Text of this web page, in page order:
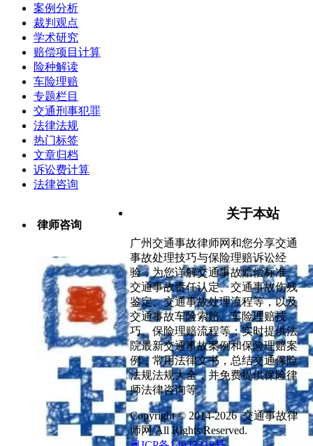
案例分析
裁判观点
学术研究
赔偿项目计算
险种解读
车险理赔
专题栏目
交通刑事犯罪
法律法规
热门标签
文章归档
诉讼费计算
法律咨询
律师咨询
关于本站
广州交通事故律师网和您分享交通
事故处理技巧与保险理赔诉讼经
验，为您详解交通事故赔偿标准、
交通事故责任认定、交通事故伤残
鉴定、交通事故处理流程等，以及
交通事故车险索赔、车险理赔技
巧、保险理赔流程等；实时提供法
院最新交通事故案例和保险理赔案
例，常用法律文书，总结交通保险
法规法规大全，并免费提供保险律
师法律咨询等。
Copyright © 2014-2026 交通事故律
师网 All Rights Reserved.